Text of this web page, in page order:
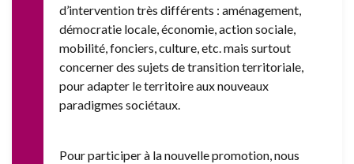
d’intervention très différents : aménagement,
démocratie locale, économie, action sociale,
mobilité, fonciers, culture, etc. mais surtout
concerner des sujets de transition territoriale,
pour adapter le territoire aux nouveaux
paradigmes sociétaux.
Pour participer à la nouvelle promotion, nous